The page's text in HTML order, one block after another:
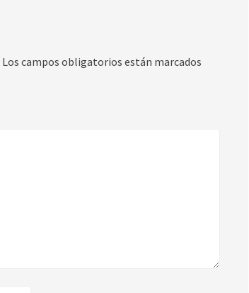
Los campos obligatorios están marcados